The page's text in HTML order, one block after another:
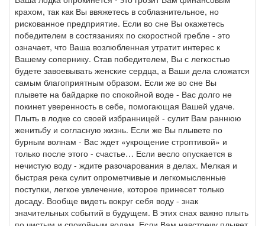
крахом, так как Вы ввяжетесь в соблазнительное, но
рискованное предприятие. Если во сне Вы окажетесь
победителем в состязаниях по скоростной гребле - это
означает, что Ваша возлюбленная утратит интерес к
Вашему сопернику. Став победителем, Вы с легкостью
будете завоевывать женские сердца, а Ваши дела сложатся
самым благоприятным образом. Если же во сне Вы
плывете на байдарке по спокойной воде - Вас долго не
покинет уверенность в себе, помогающая Вашей удаче.
Плыть в лодке со своей избранницей - сулит Вам раннюю
женитьбу и согласную жизнь. Если же Вы плывете по
бурным волнам - Вас ждет «укрощение строптивой» и
только после этого - счастье… Если весло опускается в
нечистую воду - ждите разочарования в делах. Мелкая и
быстрая река сулит опрометчивые и легкомысленные
поступки, легкое увлечение, которое принесет только
досаду. Вообще видеть вокруг себя воду - знак
значительных событий в будущем. В этих снах важно плыть